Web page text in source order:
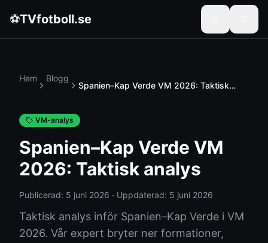
⚽TVfotboll.se
Hem Blogg
Spanien–Kap Verde VM 2026: Taktisk
VM-analys
Spanien–Kap Verde VM
2026: Taktisk analys
Publicerad: 5 juni 2026 · Uppdaterad: 5 juni 2026
Taktisk analys inför Spanien–Kap Verde i VM
2026. Vår expert bryter ner formationer,